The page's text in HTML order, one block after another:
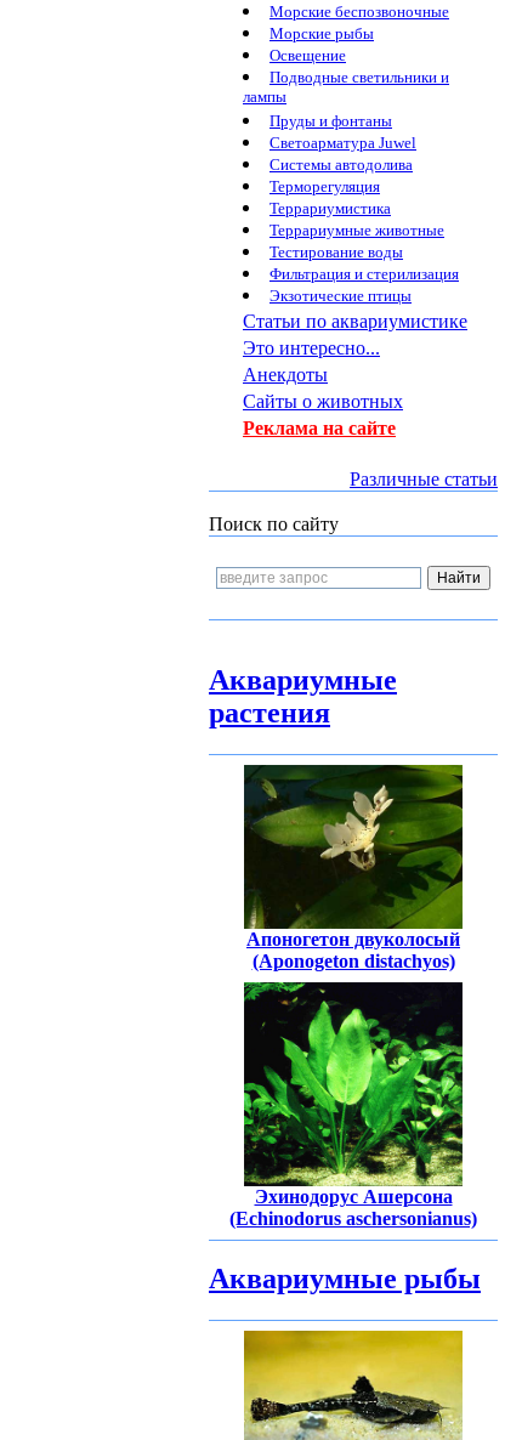
Морские беспозвоночные
Морские рыбы
Освещение
Подводные светильники и
лампы
Пруды и фонтаны
Светоарматура Juwel
Системы автодолива
Терморегуляция
Террариумистика
Террариумные животные
Тестирование воды
Фильтрация и стерилизация
Экзотические птицы
Статьи по аквариумистике
Это интересно...
Анекдоты
Сайты о животных
Реклама на сайте
Различные статьи
Поиск по сайту
Аквариумные
растения
Апоногетон двуколосый
(Aponogeton distachyos)
Эхинодорус Ашерсона
(Echinodorus aschersonianus)
Аквариумные рыбы